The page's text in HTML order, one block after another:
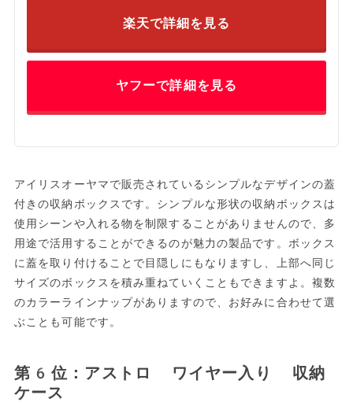
楽天で詳細を見る
ヤフーで詳細を見る
アイリスオーヤマで販売されているシンプルなデザインの蓋
付きの収納ボックスです。シンプルな形状の収納ボックスは
使用シーンや入れる物を制限することがありませんので、多
用途で活用することができるのが魅力の製品です。ボックス
に蓋を取り付けることで目隠しにもなりますし、上部へ同じ
サイズのボックスを積み重ねていくこともできますよ。複数
のカラーラインナップがありますので、お好みに合わせて選
ぶことも可能です。
第6位：アストロ ワイヤー入り 収納
ケース